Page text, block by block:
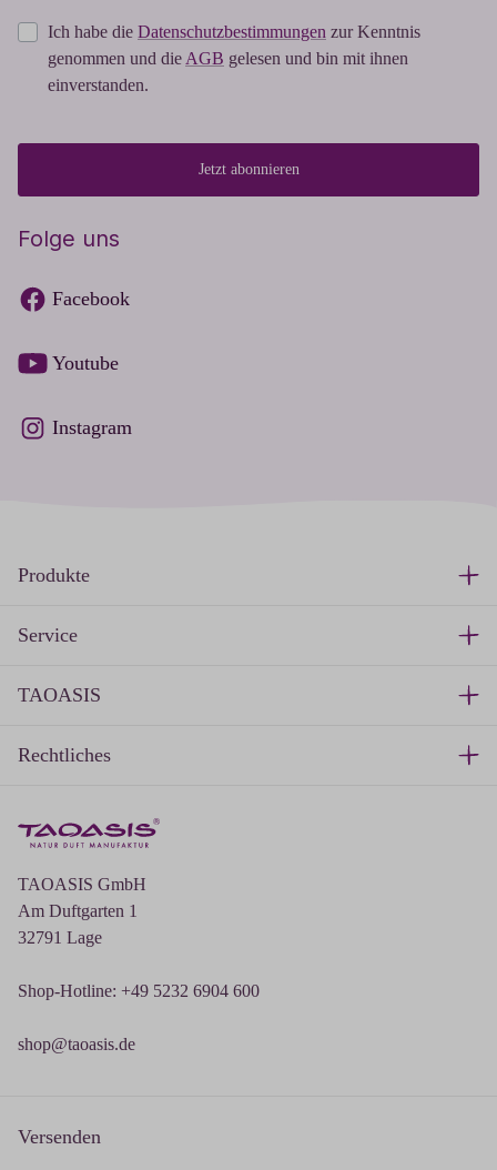
Ich habe die Datenschutzbestimmungen zur Kenntnis
genommen und die AGB gelesen und bin mit ihnen
einverstanden.
Jetzt abonnieren
Folge uns
Facebook
Youtube
Instagram
TAOASIS GmbH
Am Duftgarten 1
32791 Lage
Shop-Hotline: +49 5232 6904 600
shop@taoasis.de
Produkte
Service
TAOASIS
Rechtliches
Versenden